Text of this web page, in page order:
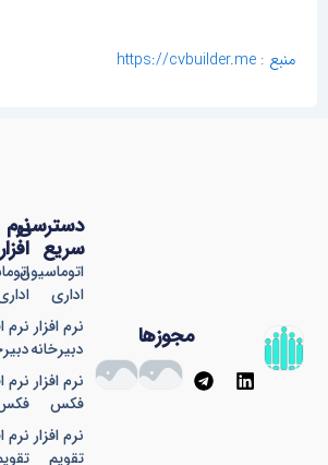
منبع :
https://cvbuilder.me
نرم
نرم
نرم
نرم
دسترسی
سریع
اتوماسیون
اداری
نرم افزار
دبیرخانه
نرم افزار
فکس
نرم افزار
تقویم
مجوزها
L
i
T
e